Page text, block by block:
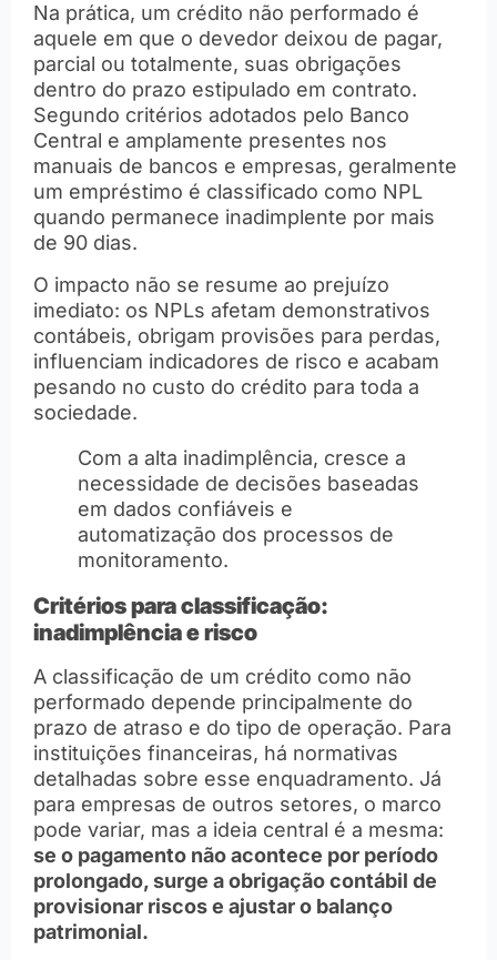
Na prática, um crédito não performado é
aquele em que o devedor deixou de pagar,
parcial ou totalmente, suas obrigações
dentro do prazo estipulado em contrato.
Segundo critérios adotados pelo Banco
Central e amplamente presentes nos
manuais de bancos e empresas, geralmente
um empréstimo é classificado como NPL
quando permanece inadimplente por mais
de 90 dias.
O impacto não se resume ao prejuízo
imediato: os NPLs afetam demonstrativos
contábeis, obrigam provisões para perdas,
influenciam indicadores de risco e acabam
pesando no custo do crédito para toda a
sociedade.
Com a alta inadimplência, cresce a
necessidade de decisões baseadas
em dados confiáveis e
automatização dos processos de
monitoramento.
Critérios para classificação:
inadimplência e risco
A classificação de um crédito como não
performado depende principalmente do
prazo de atraso e do tipo de operação. Para
instituições financeiras, há normativas
detalhadas sobre esse enquadramento. Já
para empresas de outros setores, o marco
pode variar, mas a ideia central é a mesma:
se o pagamento não acontece por período
prolongado, surge a obrigação contábil de
provisionar riscos e ajustar o balanço
patrimonial.